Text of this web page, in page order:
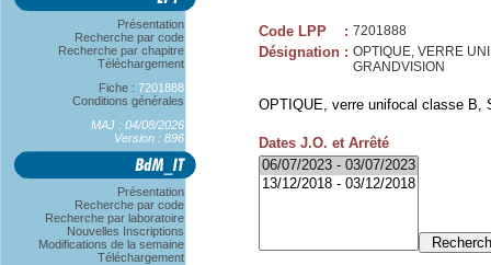
Présentation
Recherche par code
Recherche par chapitre
Téléchargement
Fiche : 7201888
Conditions générales
MAJ : 04/08/2026
Version : 896
Présentation
Recherche par code
Recherche par laboratoire
Nouvelles Inscriptions
Modifications de la semaine
Téléchargement
Code LPP : 7201888
Désignation : OPTIQUE, VERRE
GRANDVISION
OPTIQUE, verre unifocal classe B,
Dates J.O. et Arrêté